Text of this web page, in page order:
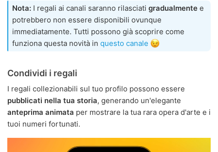
Nota: I regali ai canali saranno rilasciati gradualmente e
potrebbero non essere disponibili ovunque
immediatamente. Tutti possono già scoprire come
funziona questa novità in questo canale
Condividi i regali
I regali collezionabili sul tuo profilo possono essere
pubblicati nella tua storia, generando un'elegante
anteprima animata per mostrare la tua rara opera d'arte e i
tuoi numeri fortunati.